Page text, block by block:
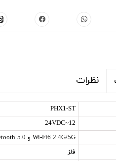
نظرات
PHX1-ST
12~24VDC
Wi-Fi6 2.4G/5G و Bluetooth 5.0 و ZigBee 3.0 و ETH
فلز